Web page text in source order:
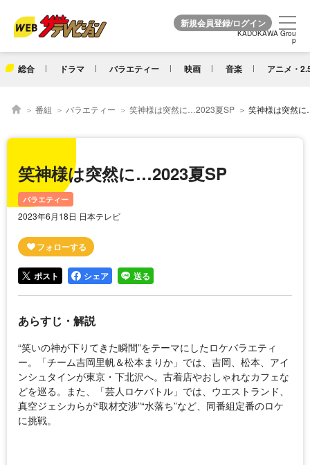
KADOKAWA Grou
p
総合 ドラマ バラエティー 映画 音楽 アニメ・
KADOKAWA Grou
p
番組 バラエティー 笑神様は突然に…2023夏SP 笑神様は突然
笑神様は突然に…2023夏SP
バラエティー
2023年6月18日 日本テレビ
ポスト シェア 送る
あらすじ・解説
“笑いの神が下りてきた瞬間”をテーマにしたロケバラエティ
ー。「チーム吉岡里帆＆松本まりか」では、吉岡、松本、アイ
ンシュタインが東京・下北沢へ。古着店やおしゃれなカフェな
どを巡る。また、「芸人ロケバトル」では、ウエストランド、
真空ジェシカらが“取材交渉”“水落ち”など、同番組定番のロケ
に挑戦。